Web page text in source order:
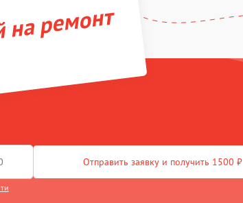
ремонт
Отправить заявку и получить 1500 ₽